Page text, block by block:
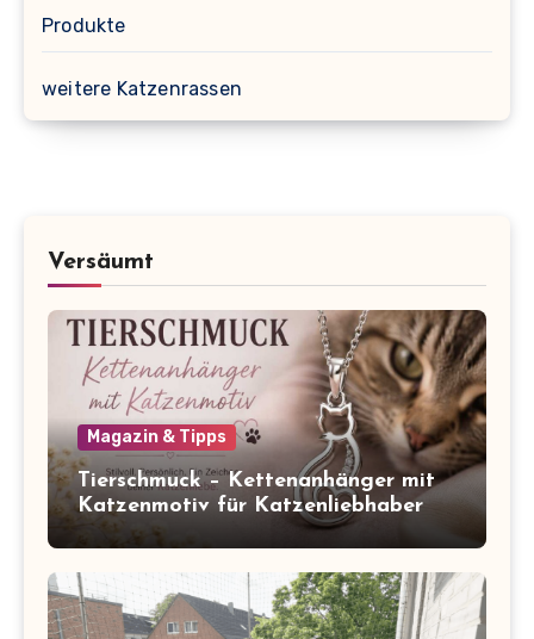
Produkte
weitere Katzenrassen
Versäumt
Magazin & Tipps
Tierschmuck – Kettenanhänger mit
Katzenmotiv für Katzenliebhaber